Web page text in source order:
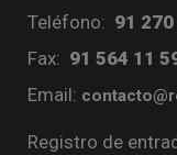
Teléfono: 91
Fax: 91 564 11
Email:
Registro de